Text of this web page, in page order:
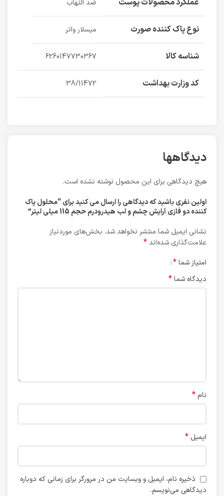
ضد التهاب
نوع پاک کننده صورت میسلار واتر
شناسه کالا 6260147730367
کد وزارت بهداشت 38/11472
دیدگاهها
هیچ دیدگاهی برای این محصول نوشته نشده است.
اولین نفری باشید که دیدگاهی را ارسال می کنید برای “محلول پاک
کننده دو فازی آرایش چشم و لب هیدرودرم حجم 115 میلی لیتر”
نشانی ایمیل شما منتشر نخواهد شد. بخش‌های موردنیاز
علامت‌گذاری شده‌اند*
امتیاز شما*
دیدگاه شما*
نام *
ایمیل *
ذخیره نام، ایمیل و وبسایت من در مرورگر برای زمانی که دوباره
دیدگاهی می‌نویسم.